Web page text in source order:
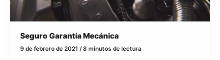
Seguro Garantía Mecánica
9 de febrero de 2021 /8 minutos de lectura